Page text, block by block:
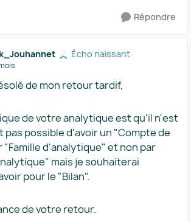
Répondre
Écho naissant
de mon retour tardif,
de votre analytique est qu'il n'est
possible d'avoir un "Compte de
"Famille d'analytique" et non par
mais je souhaiterai
pour le "Bilan".
de votre retour.